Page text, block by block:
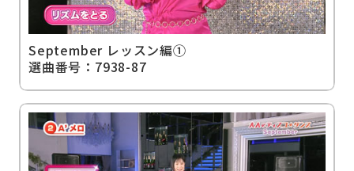
September レッスン編①
選曲番号：7938-87